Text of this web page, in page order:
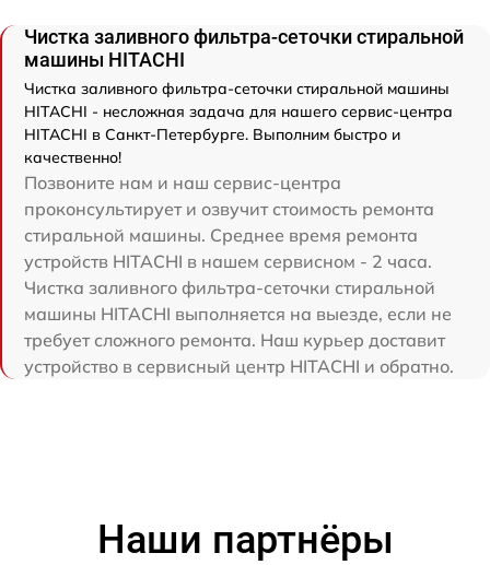
Чистка заливного фильтра-сеточки стиральной
машины HITACHI
Чистка заливного фильтра-сеточки стиральной машины
HITACHI - несложная задача для нашего сервис-центра
HITACHI в Санкт-Петербурге. Выполним быстро и
качественно!
Позвоните нам и наш сервис-центра
проконсультирует и озвучит стоимость ремонта
стиральной машины. Среднее время ремонта
устройств HITACHI в нашем сервисном - 2 часа.
Чистка заливного фильтра-сеточки стиральной
машины HITACHI выполняется на выезде, если не
требует сложного ремонта. Наш курьер доставит
устройство в сервисный центр HITACHI и обратно.
Наши партнёры